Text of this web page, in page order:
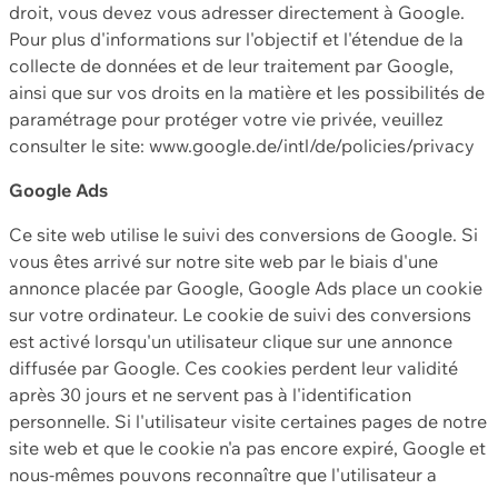
droit, vous devez vous adresser directement à Google.
Pour plus d'informations sur l'objectif et l'étendue de la
collecte de données et de leur traitement par Google,
ainsi que sur vos droits en la matière et les possibilités de
paramétrage pour protéger votre vie privée, veuillez
consulter le site: www.google.de/intl/de/policies/privacy
Google Ads
Ce site web utilise le suivi des conversions de Google. Si
vous êtes arrivé sur notre site web par le biais d'une
annonce placée par Google, Google Ads place un cookie
sur votre ordinateur. Le cookie de suivi des conversions
est activé lorsqu'un utilisateur clique sur une annonce
diffusée par Google. Ces cookies perdent leur validité
après 30 jours et ne servent pas à l'identification
personnelle. Si l'utilisateur visite certaines pages de notre
site web et que le cookie n'a pas encore expiré, Google et
nous-mêmes pouvons reconnaître que l'utilisateur a